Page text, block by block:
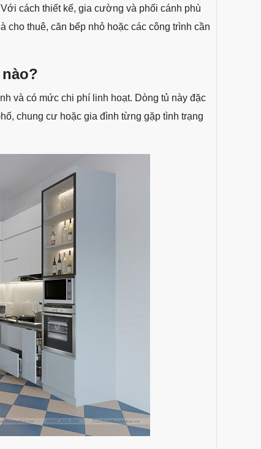
cách thiết kế, gia cường và phối cánh phù
cho thuê, căn bếp nhỏ hoặc các công trình cần
và có mức chi phí linh hoạt. Dòng tủ này đặc
chung cư hoặc gia đình từng gặp tình trạng